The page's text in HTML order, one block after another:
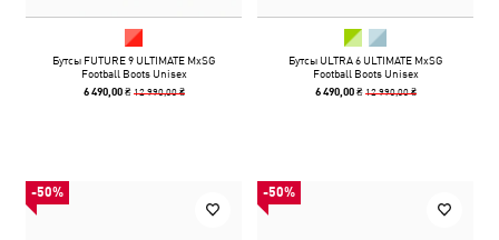
Бутсы FUTURE 9 ULTIMATE MxSG
Football Boots Unisex
6 490,00 ₴ 12 990,00 ₴
Бутсы ULTRA 6 ULTIMATE MxSG
Football Boots Unisex
6 490,00 ₴ 12 990,00 ₴
-50% -50%